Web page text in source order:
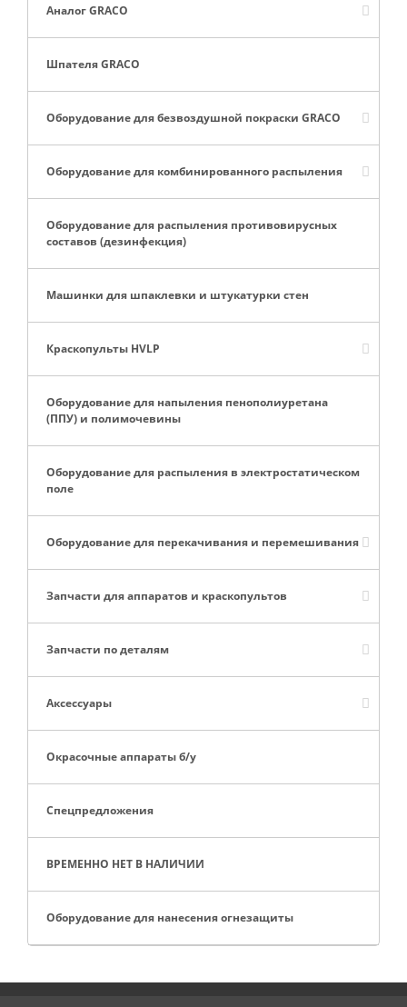
Аналог GRACO
Шпателя GRACO
Оборудование для безвоздушной покраски GRACO
Оборудование для комбинированного распыления
Оборудование для распыления противовирусных
составов (дезинфекция)
Машинки для шпаклевки и штукатурки стен
Краскопульты HVLP
Оборудование для напыления пенополиуретана
(ППУ) и полимочевины
Оборудование для распыления в электростатическом
поле
Оборудование для перекачивания и перемешивания
Запчасти для аппаратов и краскопультов
Запчасти по деталям
Аксессуары
Окрасочные аппараты б/у
Спецпредложения
ВРЕМЕННО НЕТ В НАЛИЧИИ
Оборудование для нанесения огнезащиты